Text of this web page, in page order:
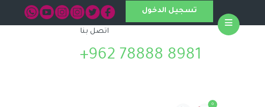
تسجيل الدخول
اتصل بنا
+962 78888 8981
0